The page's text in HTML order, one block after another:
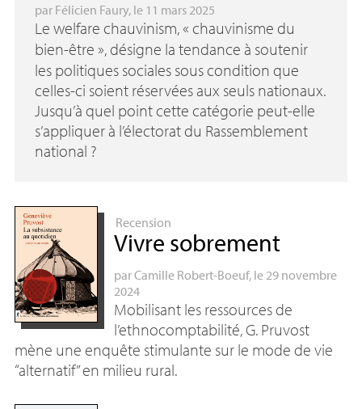
par Félicien Faury, le 11 mars 2025
Le welfare chauvinism, « chauvinisme du
bien-être », désigne la tendance à soutenir
les politiques sociales sous condition que
celles-ci soient réservées aux seuls nationaux.
Jusqu’à quel point cette catégorie peut-elle
s’appliquer à l’électorat du Rassemblement
national ?
Recension
Vivre sobrement
parCamille Robert-Boeuf, le 29 novembre
2024
Mobilisant les ressources de
l’ethnocomptabilité, G. Pruvost
mène une enquête stimulante sur le mode de vie
“alternatif” en milieu rural.